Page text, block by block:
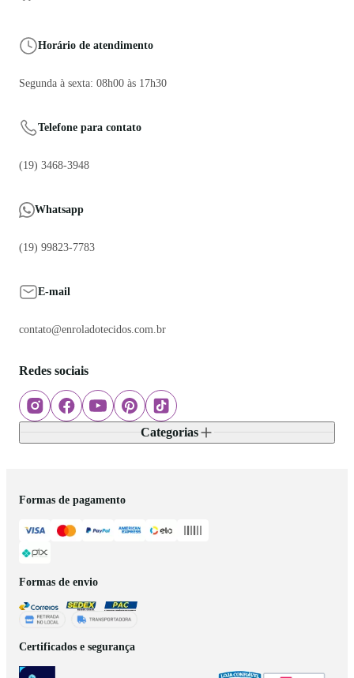
Horário de atendimento
Segunda à sexta: 08h00 às 17h30
Telefone para contato
(19) 3468-3948
Whatsapp
(19) 99823-7783
E-mail
contato@enroladotecidos.com.br
Redes sociais
Categorias
Formas de pagamento
Formas de envio
Certificados e segurança